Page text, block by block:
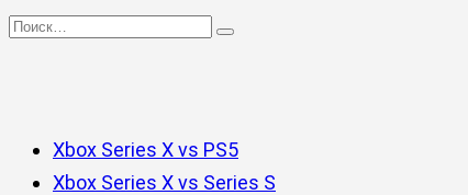
Перейти
Search
Xbox Series X vs PS5
Xbox Series X vs Series S